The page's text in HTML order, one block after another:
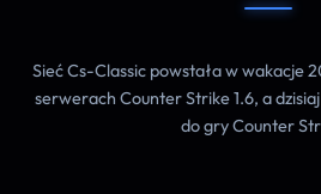
Sieć Cs-Classic powstała w wakacje
serwerach Counter Strike 1.6, a
do gry Counter